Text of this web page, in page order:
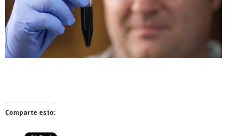
Comparte esto: